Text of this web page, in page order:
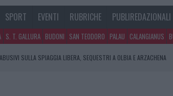
SPORT EVENTI RUBRICHE PUBLIREDAZIONALI
S. T. GALLURA BUDONI SAN TEODORO PALAU CALANGIANUS
SULLA SPIAGGIA LIBERA, SEQUESTRI A OLBIA E ARZACHENA